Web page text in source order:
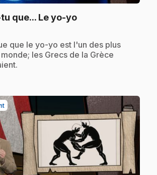
que... Le yo-yo.
que le yo-yo est l'un des plus
les Grecs de la Grèce